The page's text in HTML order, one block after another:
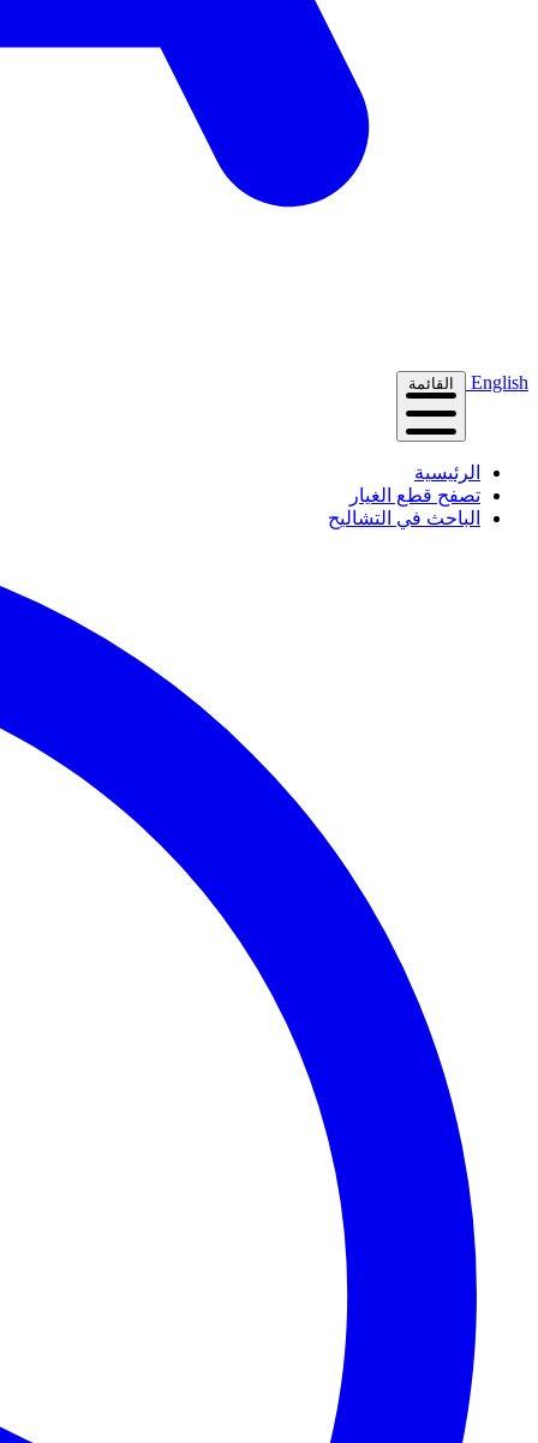
English القائمة
الرئيسية
تصفح قطع الغيار
الباحث في التشاليح